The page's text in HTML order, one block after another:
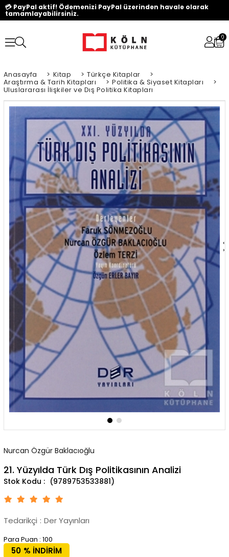
💳 PayPal aktif! Ödemenizi PayPal üzerinden havale olarak
tamamlayabilirsiniz.
0
Anasayfa > Kitap > Türkçe Kitaplar >
Araştırma & Tarih Kitapları > Politika & Siyaset Kitapları >
Uluslararası İlişkiler ve Dış Politika Kitapları
‹
›
Nurcan Özgür Baklacıoğlu
21. Yüzyılda Türk Dış Politikasının Analizi
(9789753533881)
Tedarikçi : Der Yayınları
Para Puan : 100
%
50
İNDIRIM